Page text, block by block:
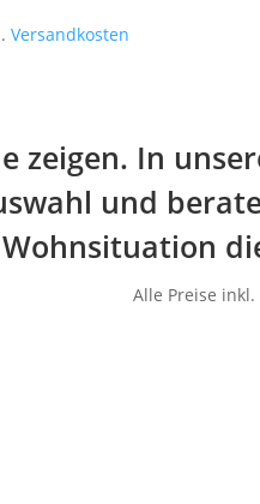
Versandkosten
zeigen. In
und
Wohnsituation
Alle Preise